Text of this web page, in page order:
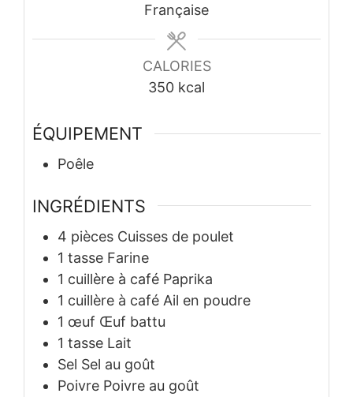
Française
CALORIES
350 kcal
ÉQUIPEMENT
Poêle
INGRÉDIENTS
4 pièces Cuisses de poulet
1 tasse Farine
1 cuillère à café Paprika
1 cuillère à café Ail en poudre
1 œuf Œuf battu
1 tasse Lait
Sel Sel au goût
Poivre Poivre au goût